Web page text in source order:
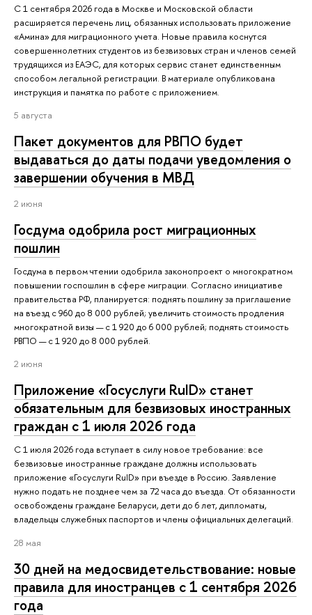
С 1 сентября 2026 года в Москве и Московской области
расширяется перечень лиц, обязанных использовать приложение
«Амина» для миграционного учета. Новые правила коснутся
совершеннолетних студентов из безвизовых стран и членов семей
трудящихся из ЕАЭС, для которых сервис станет единственным
способом легальной регистрации. В материале опубликована
инструкция и памятка по работе с приложением.
5 августа
Пакет документов для РВПО будет
выдаваться до даты подачи уведомления о
завершении обучения в МВД
2 июня
Госдума одобрила рост миграционных
пошлин
Госдума в первом чтении одобрила законопроект о многократном
повышении госпошлин в сфере миграции. Согласно инициативе
правительства РФ, планируется: поднять пошлину за приглашение
на въезд с 960 до 8 000 рублей; увеличить стоимость продления
многократной визы — с 1 920 до 6 000 рублей; поднять стоимость
РВПО — с 1 920 до 8 000 рублей.
2 июня
Приложение «Госуслуги RuID» станет
обязательным для безвизовых иностранных
граждан с 1 июля 2026 года
С 1 июля 2026 года вступает в силу новое требование: все
безвизовые иностранные граждане должны использовать
приложение «Госуслуги RuID» при въезде в Россию. Заявление
нужно подать не позднее чем за 72 часа до въезда. От обязанности
освобождены граждане Беларуси, дети до 6 лет, дипломаты,
владельцы служебных паспортов и члены официальных делегаций.
28 мая
30 дней на медосвидетельствование: новые
правила для иностранцев с 1 сентября 2026
года